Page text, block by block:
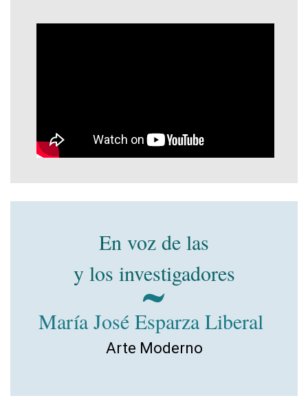
En voz de las
y los investigadores
María José Esparza Liberal
Arte Moderno